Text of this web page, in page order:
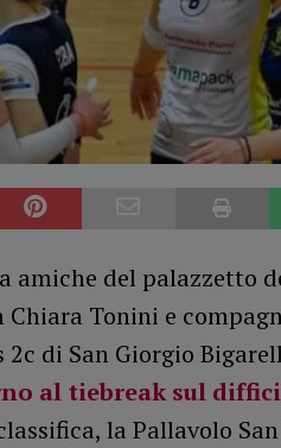
amiche del palazzetto
Tonini e
di San Giorgio
al tiebreak sul
la Pallavolo